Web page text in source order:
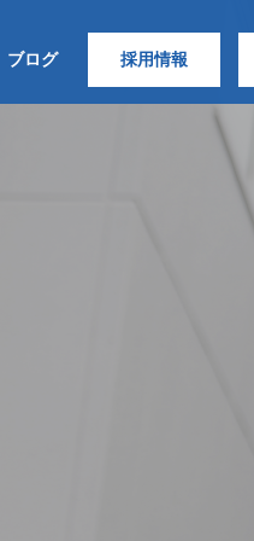
ブログ 採用情報